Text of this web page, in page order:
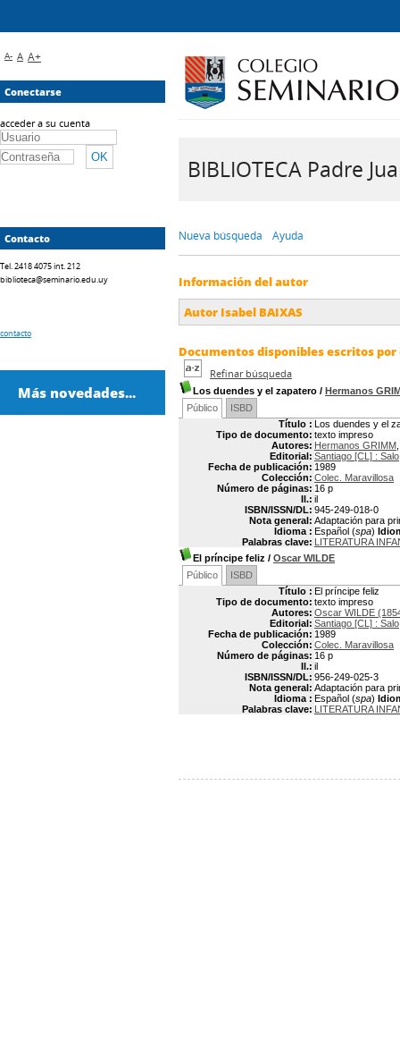
BIBLIOTECA Padre
Nueva búsqueda Ayuda
Información del autor
Autor Isabel BAIXAS
Documentos disponibles escritos
Refinar búsqueda
Los duendes y el zapatero / Hermanos
Público
ISBD
Título : Los duendes y el
Tipo de documento: texto impreso
Autores: Hermanos GRIMM
Editorial: Santiago [CL] : Salo
Fecha de publicación: 1989
Colección: Colec. Maravillosa
Número de páginas: 16 p
Il.: il
ISBN/ISSN/DL: 945-249-018-0
Nota general: Adaptación para
Idioma : Español (spa)
Palabras clave: LITERATURA
El príncipe feliz / Oscar WILDE
Público
ISBD
Título : El príncipe feliz
Tipo de documento: texto impreso
Autores: Oscar WILDE
Editorial: Santiago [CL] : Salo
Fecha de publicación: 1989
Colección: Colec. Maravillosa
Número de páginas: 16 p
Il.: il
ISBN/ISSN/DL: 956-249-025-3
Nota general: Adaptación para
Idioma : Español (spa)
Palabras clave: LITERATURA
A- A A+
Conectarse
acceder a su cuenta
Contacto
Tel. 2418 4075 int. 212
biblioteca@seminario.edu.uy
contacto
Más novedades...